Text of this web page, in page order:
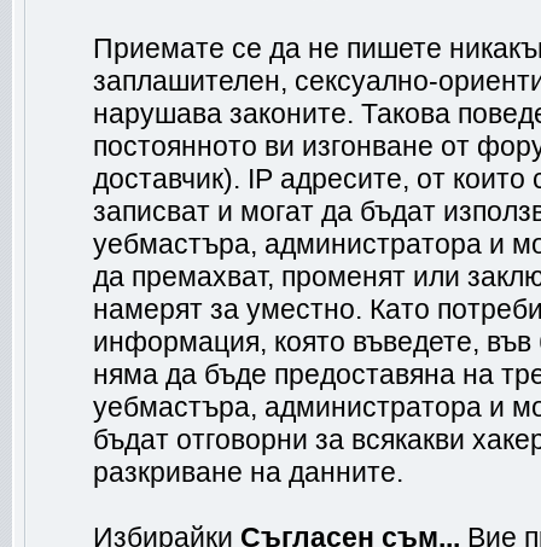
Приемате се да не пишете
заплашителен, сексуално-
нарушава законите. Такова
постоянното ви изгонване от
доставчик). IP адресите, от
записват и могат да бъдат
уебмастъра, администратора и
да премахват, променят или
намерят за уместно. Като
информация, която въведете,
няма да бъде предоставяна на
уебмастъра, администратора и
бъдат отговорни за всякакви
разкриване на данните.
Избирайки Съгласен съм... Вие